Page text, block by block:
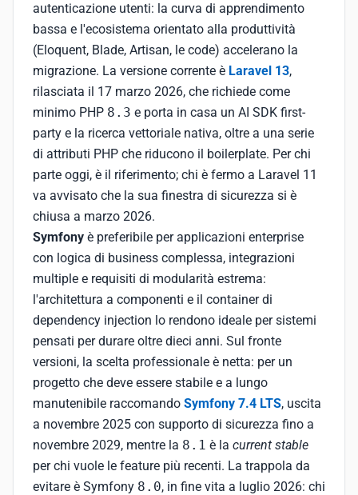
autenticazione utenti: la curva di apprendimento
bassa e l'ecosistema orientato alla produttività
(Eloquent, Blade, Artisan, le code) accelerano la
migrazione. La versione corrente è Laravel 13,
rilasciata il 17 marzo 2026, che richiede come
minimo PHP 8.3 e porta in casa un AI SDK first-
party e la ricerca vettoriale nativa, oltre a una serie
di attributi PHP che riducono il boilerplate. Per chi
parte oggi, è il riferimento; chi è fermo a Laravel 11
va avvisato che la sua finestra di sicurezza si è
chiusa a marzo 2026.
Symfony è preferibile per applicazioni enterprise
con logica di business complessa, integrazioni
multiple e requisiti di modularità estrema:
l'architettura a componenti e il container di
dependency injection lo rendono ideale per sistemi
pensati per durare oltre dieci anni. Sul fronte
versioni, la scelta professionale è netta: per un
progetto che deve essere stabile e a lungo
manutenibile raccomando Symfony 7.4 LTS, uscita
a novembre 2025 con supporto di sicurezza fino a
novembre 2029, mentre la 8.1 è la current stable
per chi vuole le feature più recenti. La trappola da
evitare è Symfony 8.0, in fine vita a luglio 2026: chi